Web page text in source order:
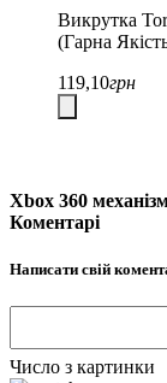
Викрутка
(Гарна
119,10грн
Xbox 360
Коментарі
Написати свій
Число з картинки